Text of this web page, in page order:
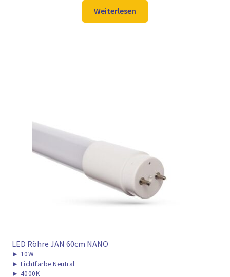
Weiterlesen
LED Röhre JAN 60cm NANO
► 10W
► Lichtfarbe Neutral
► 4000K